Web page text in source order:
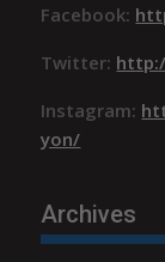
Facebook:
Twitter:
Instagram:
yon/
Archives